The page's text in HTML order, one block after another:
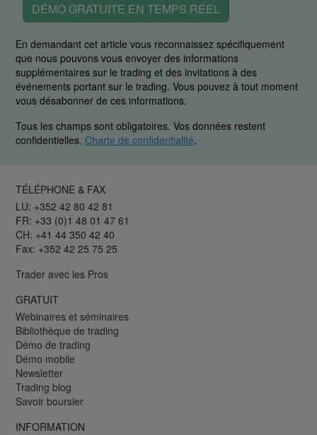
DÉMO GRATUITE EN TEMPS RÉEL
En demandant cet article vous reconnaissez spécifiquement
que nous pouvons vous envoyer des informations
supplémentaires sur le trading et des invitations à des
événements portant sur le trading. Vous pouvez à tout moment
vous désabonner de ces informations.
Tous les champs sont obligatoires. Vos données restent
confidentielles. Charte de confidentialité.
TÉLÉPHONE & FAX
LU: +352 42 80 42 81
FR: +33 (0)1 48 01 47 61
CH: +41 44 350 42 40
Fax: +352 42 25 75 25
Trader avec les Pros
GRATUIT
Webinaires et séminaires
Bibliothèque de trading
Démo de trading
Démo mobile
Newsletter
Trading blog
Savoir boursier
INFORMATION